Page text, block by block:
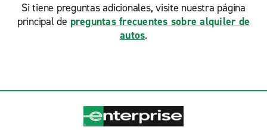
Si tiene preguntas adicionales, visite nuestra página
principal de preguntas frecuentes sobre alquiler de
autos.